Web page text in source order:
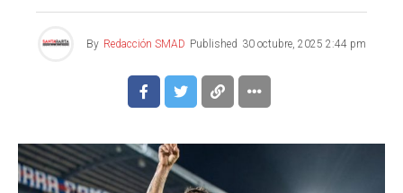
By Redacción SMAD Published 30 octubre, 2025 2:44 pm